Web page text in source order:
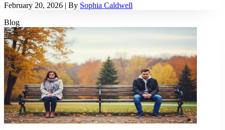
February 20, 2026 | By Sophia Caldwell
Blog